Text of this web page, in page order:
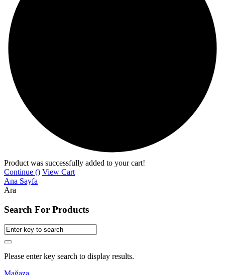
Product was successfully added to your cart!
Continue () View Cart
Ana Sayfa
Ara
Search For Products
Please enter key search to display results.